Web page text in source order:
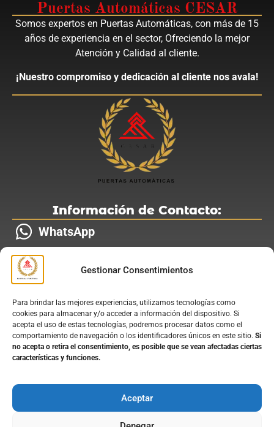
Gestionar Consentimientos
Para brindar las mejores experiencias, utilizamos tecnologías como
cookies para almacenar y/o acceder a información del dispositivo. Si
acepta el uso de estas tecnologías, podremos procesar datos como el
comportamiento de navegación o los identificadores únicos en este sitio. Si
no acepta o retira el consentimiento, es posible que se vean afectadas ciertas
características y funciones.
Aceptar
Puertas Automáticas CESAR
Somos expertos en Puertas Automáticas, con más de 15
años de experiencia en el sector, Ofreciendo la mejor
Atención y Calidad al cliente.
¡Nuestro compromiso y dedicación al cliente nos avala!
Información de Contacto:
WhatsApp
Teléfono
Correo electrónico
Síguenos en:
Nuestros Servicios:
Instalación de Puertas Automáticas